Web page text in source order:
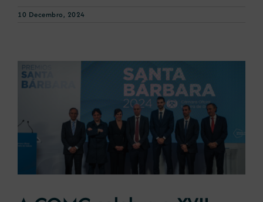
10 Decembro, 2024